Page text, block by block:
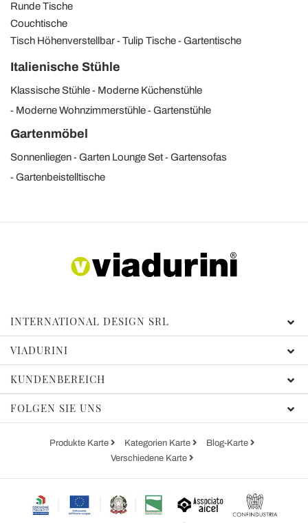
Runde Tische
Couchtische
Tisch Höhenverstellbar
Tulip Tische Gartentische
Italienische Stühle
Klassische Stühle
Moderne Küchenstühle
Moderne Wohnzimmerstühle
Gartenstühle
Gartenmöbel
Sonnenliegen Garten Lounge Set
Gartensofas
Gartenbeistelltische
INTERNATIONAL DESIGN SRL
VIADURINI
KUNDENBEREICH
FOLGEN SIE UNS
Produkte Karte Kategorien Karte
Blog-Karte
Verschiedene Karte